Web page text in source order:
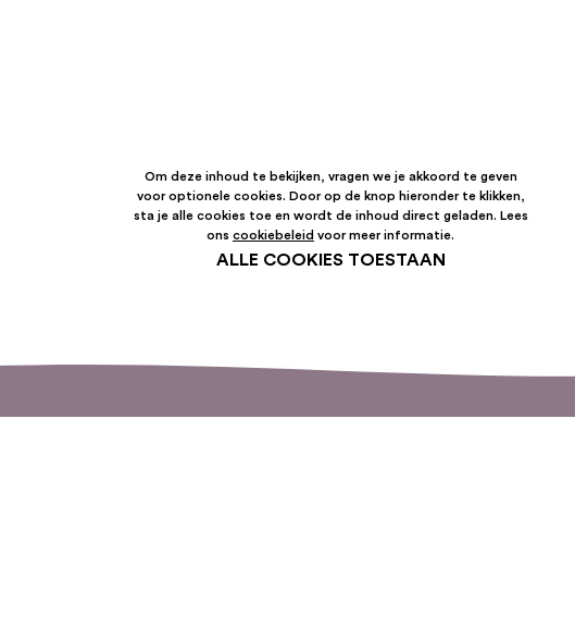
Om deze inhoud te bekijken, vragen we je akkoord te geven
voor optionele cookies. Door op de knop hieronder te klikken,
sta je alle cookies toe en wordt de inhoud direct geladen. Lees
ons cookiebeleid voor meer informatie.
ALLE COOKIES TOESTAAN